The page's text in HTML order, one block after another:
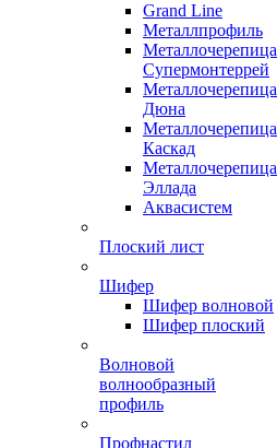
Grand Line
Металлпрофиль
Металлочерепица
Супермонтеррей
Металлочерепица
Дюна
Металлочерепица
Каскад
Металлочерепица
Эллада
Аквасистем
Плоский лист
Шифер
Шифер волновой
Шифер плоский
Волновой
волнообразный
профиль
Профнастил